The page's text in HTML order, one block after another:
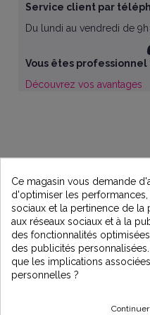
Service client par
Du lundi au vendredi de 9h
Vous êtes professionnel
Découvrez vos avantages
Ce magasin vous demande
d'optimiser les
sociaux et la pertinence de la
aux réseaux sociaux et à la
des fonctionnalités
des publicités
que les implications
personnelles ?